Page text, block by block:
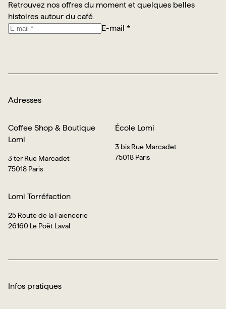
Retrouvez nos offres du moment et quelques belles
histoires autour du café.
E-mail *
Adresses
Coffee Shop & Boutique
Lomi
3 ter Rue Marcadet
75018 Paris
École Lomi
3 bis Rue Marcadet
75018 Paris
Lomi Torréfaction
25 Route de la Faïencerie
26160 Le Poët Laval
Infos pratiques